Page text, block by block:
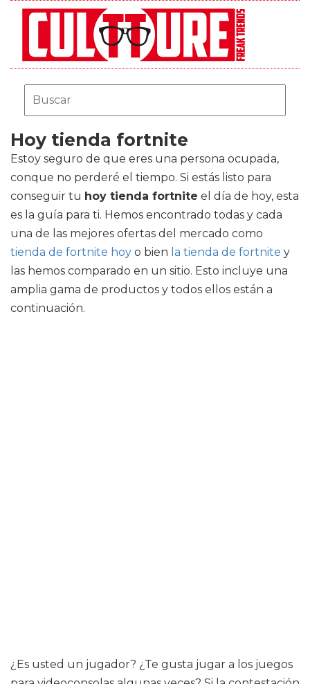
Hoy tienda fortnite
Estoy seguro de que eres una persona ocupada,
conque no perderé el tiempo. Si estás listo para
conseguir tu hoy tienda fortnite el día de hoy, esta
es la guía para ti. Hemos encontrado todas y cada
una de las mejores ofertas del mercado como
tienda de fortnite hoy o bien la tienda de fortnite y
las hemos comparado en un sitio. Esto incluye una
amplia gama de productos y todos ellos están a
continuación.
¿Es usted un jugador? ¿Te gusta jugar a los juegos